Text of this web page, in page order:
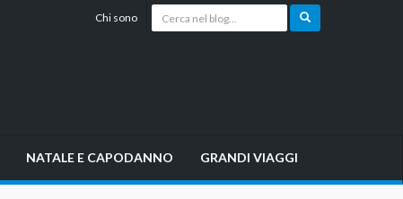
Chi sono
NATALE E CAPODANNO GRANDI VIAGGI